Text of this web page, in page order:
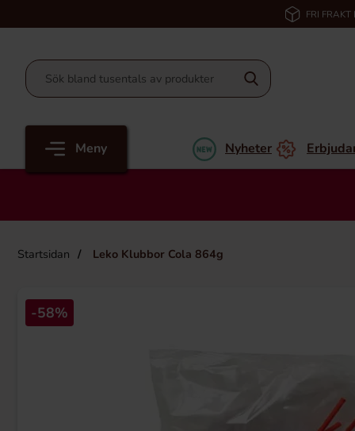
FRI
Meny Nyheter
Startsidan Leko Klubbor Cola 864g
-58%